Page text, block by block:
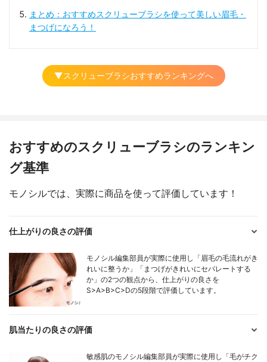
まとめ：おすすめスクリューブラシを使って美しい眉毛・
まつげになろう！
▼スクリューブラシおすすめランキングへ
おすすめのスクリューブラシのランキン
グ基準
モノシルでは、実際に商品を使って評価しています！
仕上がりの良さの評価
モノシル編集部員が実際に使用し「眉毛の毛流れがき
れいに整うか」「まつげがきれいにセパレートする
か」の2つの観点から、仕上がりの良さを
S>A>B>C>Dの5段階で評価しています。
肌当たりの良さの評価
敏感肌のモノシル編集部員が実際に使用し「毛がチク